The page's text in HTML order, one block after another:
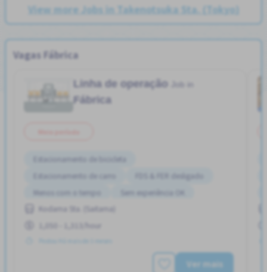
View more Jobs in Takenotsuka Sta. (Tokyo)
Vagas Fábrica
Linha de operação
Fábrica
Estacionamento de bicicleta
Estacionamento de carro
FDS & FER desligado
Menos com o tempo
Sem experiência OK
Kodama Sta. (Saitama)
1,050 - 1,313/hour
Ver mais